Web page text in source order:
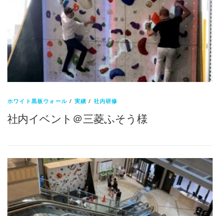
ホワイト黒板ウォール / 実績 / 社内研修
社内イベント＠三菱ふそう様